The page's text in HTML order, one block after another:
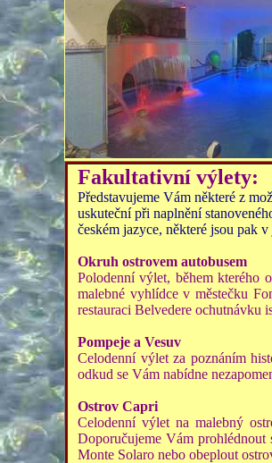
Fakultativní výlety:
Představujeme Vám některé z
uskuteční při naplnění
českém jazyce, některé jsou pak
Okruh ostrovem autobusem
Polodenní výlet, během kterého
malebné vyhlídce v městečku
restauraci Belvedere ochutnávku
Pompeje a Vesuv
Celodenní výlet za poznáním
odkud se Vám nabídne
Ostrov Capri
Celodenní výlet na malebný
Doporučujeme Vám
Monte Solaro nebo obeplout